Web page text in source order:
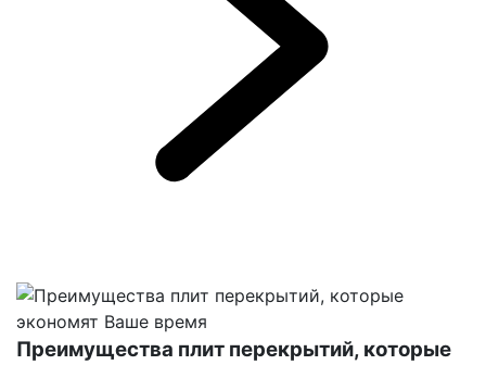
Преимущества плит перекрытий, которые